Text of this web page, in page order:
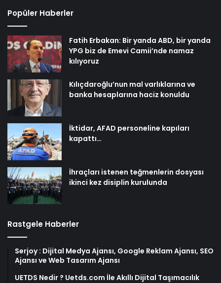
Popüler Haberler
Fatih Erbakan: Bir yanda ABD, bir yanda
YPG biz de Emevi Camii’nde namaz
kılıyoruz
Kılıçdaroğlu’nun mal varlıklarına ve
banka hesaplarına haciz konuldu
İktidar, AFAD personeline kapıları
kapattı…
İhraçları istenen teğmenlerin dosyası
ikinci kez disiplin kurulunda
Rastgele Haberler
Serjoy : Dijital Medya Ajansı, Google Reklam Ajansı, SEO
Ajansı ve Web Tasarım Ajansı
UETDS Nedir ? Uetds.com İle Akıllı Dijital Taşımacılık